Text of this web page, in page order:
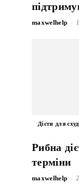
maxwelhelp -
Дієти для
Рибна
терміни
maxwelhelp -